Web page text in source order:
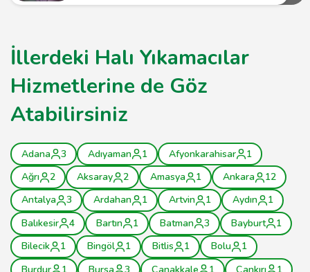
İllerdeki Halı Yıkamacılar
Hizmetlerine de Göz
Atabilirsiniz
Adana 3 Adıyaman 1 Afyonkarahisar
1
Ağrı
2 Aksaray 2 Amasya 1 Ankara
12
Antalya
3 Ardahan 1 Artvin 1 Aydın
1
Balıkesir
4 Bartın 1 Batman 3 Bayburt
1
Bilecik
1 Bingöl 1 Bitlis 1 Bolu
1
Burdur
1 Bursa 3 Çanakkale 1 Çankırı 1